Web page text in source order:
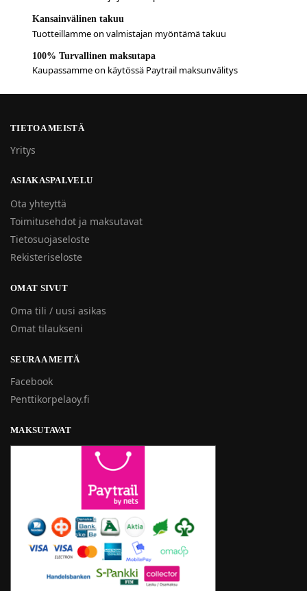
Kansainvälinen takuu
Tuotteillamme on valmistajan myöntämä takuu
100% Turvallinen maksutapa
Kaupassamme on käytössä Paytrail maksunvälitys
TIETOA MEISTÄ
Yritys
ASIAKASPALVELU
Ota yhteyttä
Toimitusehdot ja maksutavat
Tietosuojaseloste
Rekisteriseloste
OMAT SIVUT
Oma tili / uusi asikas
Omat tilaukseni
SEURAA MEITÄ
Facebook
Penttikorpelaoy.fi
MAKSUTAVAT